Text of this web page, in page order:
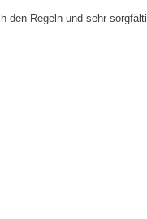
den Regeln und sehr